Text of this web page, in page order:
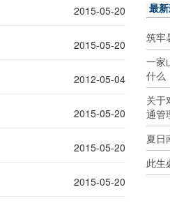
2015-05-20
2015-05-20
2012-05-04
2015-05-20
2015-05-20
2015-05-20
最
筑牢
一家
什么
关于
通管
夏日
此生